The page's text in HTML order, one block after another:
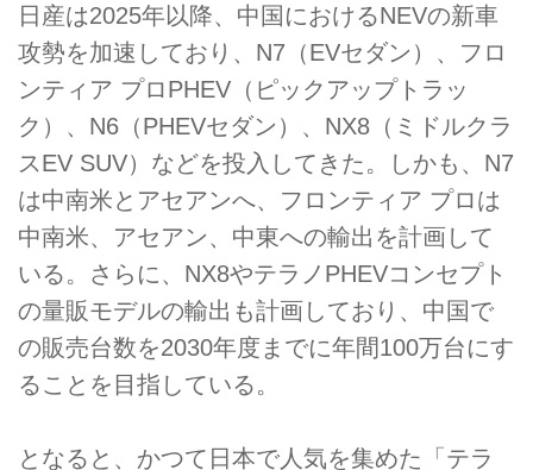
日産は2025年以降、中国におけるNEVの新車
攻勢を加速しており、N7（EVセダン）、フロ
ンティア プロPHEV（ピックアップトラッ
ク）、N6（PHEVセダン）、NX8（ミドルクラ
スEV SUV）などを投入してきた。しかも、N7
は中南米とアセアンへ、フロンティア プロは
中南米、アセアン、中東への輸出を計画して
いる。さらに、NX8やテラノPHEVコンセプト
の量販モデルの輸出も計画しており、中国で
の販売台数を2030年度までに年間100万台にす
ることを目指している。
となると、かつて日本で人気を集めた「テラ